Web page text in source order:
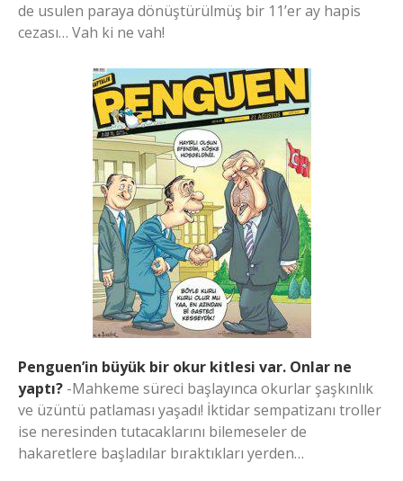
de usulen paraya dönüştürülmüş bir 11’er ay hapis
cezası… Vah ki ne vah!
Penguen’in büyük bir okur kitlesi var. Onlar ne
yaptı? -Mahkeme süreci başlayınca okurlar şaşkınlık
ve üzüntü patlaması yaşadı! İktidar sempatizanı troller
ise neresinden tutacaklarını bilemeseler de
hakaretlere başladılar bıraktıkları yerden…